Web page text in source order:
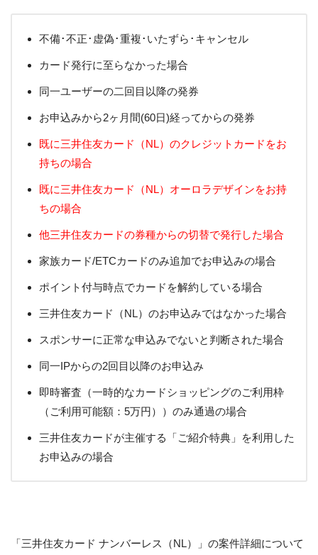
不備･不正･虚偽･重複･いたずら･キャンセル
カード発行に至らなかった場合
同一ユーザーの二回目以降の発券
お申込みから2ヶ月間(60日)経ってからの発券
既に三井住友カード（NL）のクレジットカードをお
持ちの場合
既に三井住友カード（NL）オーロラデザインをお持
ちの場合
他三井住友カードの券種からの切替で発行した場合
家族カード/ETCカードのみ追加でお申込みの場合
ポイント付与時点でカードを解約している場合
三井住友カード（NL）のお申込みではなかった場合
スポンサーに正常な申込みでないと判断された場合
同一IPからの2回目以降のお申込み
即時審査（一時的なカードショッピングのご利用枠
（ご利用可能額：5万円））のみ通過の場合
三井住友カードが主催する「ご紹介特典」を利用した
お申込みの場合
「三井住友カード ナンバーレス（NL）」の案件詳細について